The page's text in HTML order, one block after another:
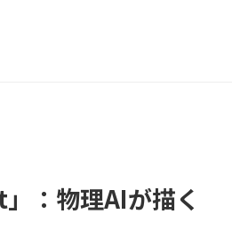
：物理AIが描く